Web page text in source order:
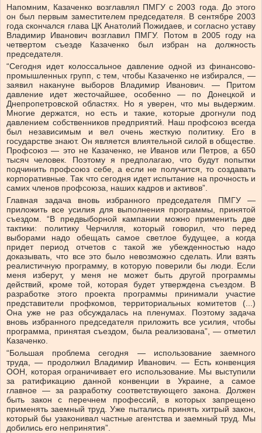
Напомним, Казаченко возглавлял ПМГУ с 2003 года. До этого
он был первым заместителем председателя. В сентябре 2003
года скончался глава ЦК Анатолий Пожидаев, и согласно уставу
Владимир Иванович возглавил ПМГУ. Потом в 2005 году на
четвертом съезде Казаченко был избран на должность
председателя.
“Сегодня идет колоссальное давление одной из финансово-
промышленных групп, с тем, чтобы Казаченко не избирался, —
заявил накануне выборов Владимир Иванович. — Притом
давление идет жесточайшее, особенно — по Донецкой и
Днепропетровской областях. Но я уверен, что мы выдержим.
Многие держатся, но есть и такие, которые дрогнули под
давлением собственников предприятий. Наш профсоюз всегда
был независимым и вел очень жесткую политику. Его в
государстве знают. Он является влиятельной силой в обществе.
Профсоюз — это не Казаченко, не Иванов или Петров, а 650
тысяч человек. Поэтому я предполагаю, что будут попытки
подчинить профсоюз себе, а если не получится, то создавать
корпоративные. Так что сегодня идет испытание на прочность и
самих членов профсоюза, наших кадров и активов”.
Главная задача вновь избранного председателя ПМГУ —
приложить все усилия для выполнения программы, принятой
съездом. “В предвыборной кампании можно применить две
тактики: политику Черчилля, который говорил, что перед
выборами надо обещать самое светлое будущее, а когда
придет период отчетов с такой же убежденностью надо
доказывать, что все это было невозможно сделать. Или взять
реалистичную программу, в которую поверили бы люди. Если
меня изберут, у меня не может быть другой программы
действий, кроме той, которая будет утверждена съездом. В
разработке этого проекта программы принимали участие
представители профкомов, территориальных комитетов (...)
Она уже не раз обсуждалась на пленумах. Поэтому задача
вновь избранного председателя приложить все усилия, чтобы
программа, принятая съездом, была реализована”, — отметил
Казаченко.
“Большая проблема сегодня — использование заемного
труда, — продолжил Владимир Иванович. — Есть конвенция
ООН, которая ограничивает его использование. Мы выступили
за ратификацию данной конвенции в Украине, а самое
главное — за разработку соответствующего закона. Должен
быть закон с перечнем профессий, в которых запрещено
применять заемный труд. Уже пытались принять хитрый закон,
который бы узаконивал частные агентства и заемный труд. Мы
добились его непринятия”.